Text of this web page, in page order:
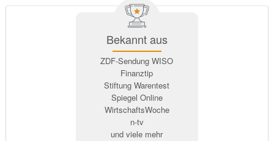
Bekannt aus
ZDF-Sendung WISO
Finanztip
Stiftung Warentest
Spiegel Online
WirtschaftsWoche
n-tv
und viele mehr